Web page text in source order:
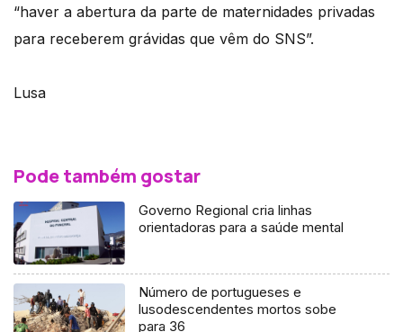
“haver a abertura da parte de maternidades privadas
para receberem grávidas que vêm do SNS”.
Lusa
Pode também gostar
Governo Regional cria linhas
orientadoras para a saúde mental
Número de portugueses e
lusodescendentes mortos sobe
para 36